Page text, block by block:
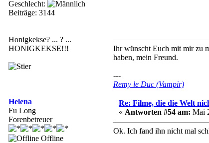
Geschlecht:
Beiträge: 3144
Honigkekse? ... ? ...
HONIGKEKSE!!!
Ihr wünscht Euch mit mir zu
haben, mein Freund.
---
Remy le Duc (Vampir)
Helena
Fu Long
Forenbetreuer
Offline
Re: Filme, die die Welt
« Antworten #54 am: Mai
Ok. Ich fand ihn nicht mal